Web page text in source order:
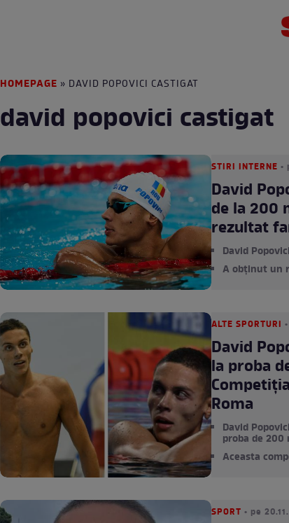
HOMEPAGE » DAVID POPOVICI CASTIGAT
david popovici castigat
STIRI INTERNE •
David
de la 200
rezultat
David
A obținut un
ALTE SPORTURI
David
la proba
Roma
David
proba de 200
Aceasta
SPORT • pe